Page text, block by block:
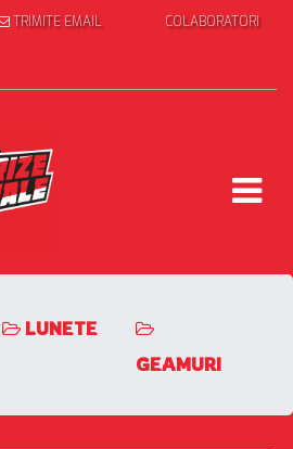
TRIMITE EMAIL COLABORATORI
LUNETE
GEAMURI